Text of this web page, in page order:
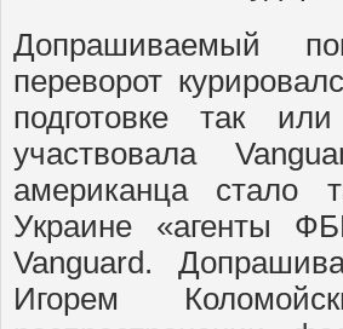
Допрашиваемый
переворот
подготовке так
участвовала
американца стало
Украине «агенты
Vanguard.
Игорем